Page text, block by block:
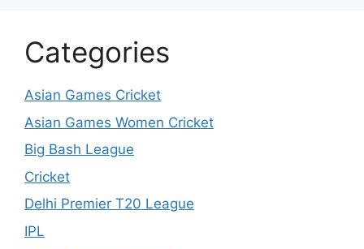
Categories
Asian Games Cricket
Asian Games Women Cricket
Big Bash League
Cricket
Delhi Premier T20 League
IPL